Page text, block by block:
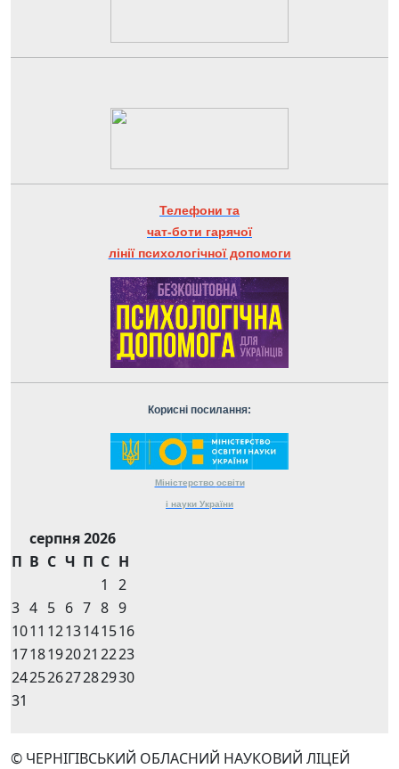
Телефони та
чат-боти гарячої
лінії психологічної допомоги
Корисні посилання:
Міністерство освіти
і науки України
серпня 2026
П В С Ч П С Н
1
2
3 4 5 6 7 8 9
1011 1213141516
1718192021 2223
24252627282930
31
© ЧЕРНІГІВСЬКИЙ ОБЛАСНИЙ НАУКОВИЙ ЛІЦЕЙ